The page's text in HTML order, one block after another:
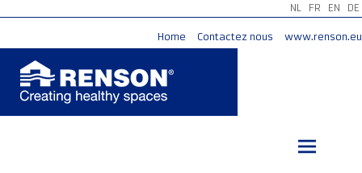
NL FR EN DE
Home Contactez nous www.renson.eu